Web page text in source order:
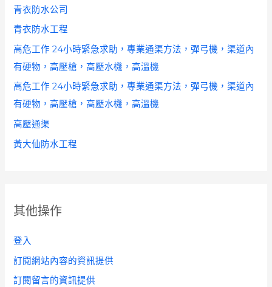
青衣防水公司
青衣防水工程
高危工作 24小時緊急求助，專業通渠方法，彈弓機，渠道內
有硬物，高壓槍，高壓水機，高溫機
高危工作 24小時緊急求助，專業通渠方法，彈弓機，渠道內
有硬物，高壓槍，高壓水機，高溫機
高壓通渠
黃大仙防水工程
其他操作
登入
訂閱網站內容的資訊提供
訂閱留言的資訊提供